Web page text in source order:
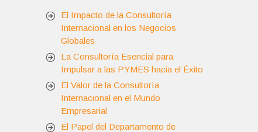
El Impacto de la Consultoría
Internacional en los Negocios
Globales
La Consultoría Esencial para
Impulsar a las PYMES hacia el Éxito
El Valor de la Consultoría
Internacional en el Mundo
Empresarial
El Papel del Departamento de